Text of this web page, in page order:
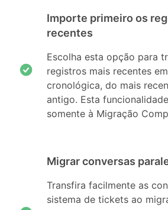
Importe primeiro os
recentes
Escolha esta opção para
registros mais recentes
cronológica, do mais
antigo. Esta
somente à Migração
Migrar conversas
Transfira facilmente as
sistema de tickets ao